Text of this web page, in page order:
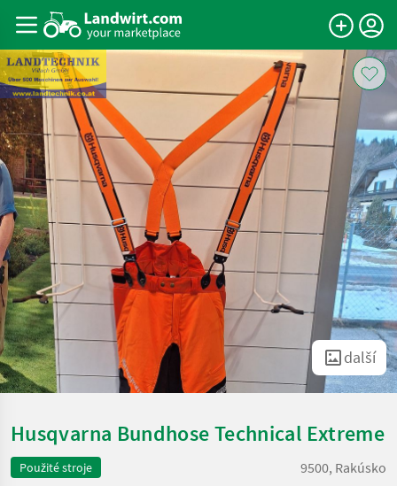
další
Husqvarna Bundhose Technical Extreme
Použité stroje 9500, Rakúsko